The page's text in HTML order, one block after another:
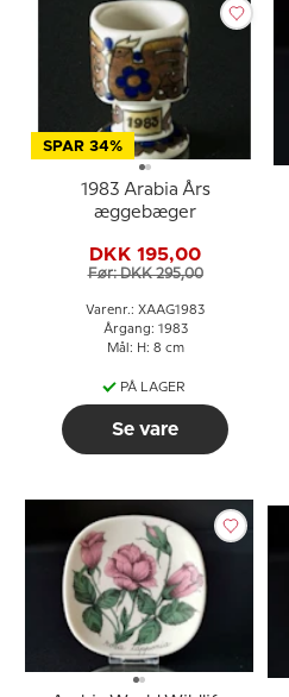
SPAR 34%
1983 Arabia Års
æggebæger
DKK 195,00
Før: DKK 295,00
Varenr.: XAAG1983
Årgang: 1983
Mål: H: 8 cm
PÅ LAGER
Se vare